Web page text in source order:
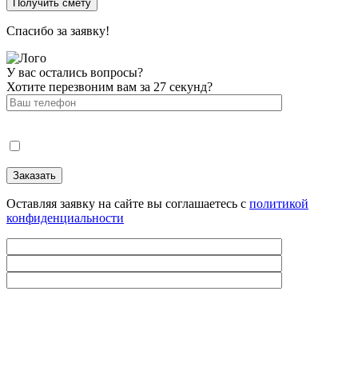
Спасибо за заявку!
У вас остались вопросы?
Хотите перезвоним вам за 27 секунд?
Оставляя заявку на сайте вы соглашаетесь с политикой
конфиденциальности